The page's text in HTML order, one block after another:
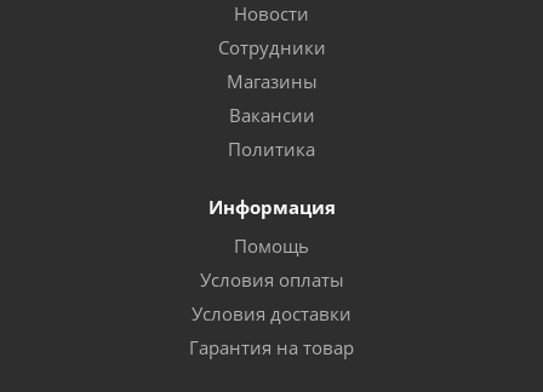
Новости
Сотрудники
Магазины
Вакансии
Политика
Информация
Помощь
Условия оплаты
Условия доставки
Гарантия на товар